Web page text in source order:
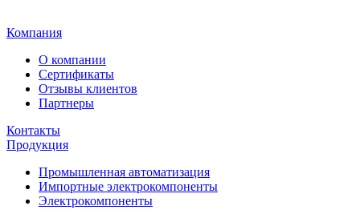
Компания
О компании
Сертификаты
Отзывы клиентов
Партнеры
Контакты
Продукция
Промышленная автоматизация
Импортные электрокомпоненты
Электрокомпоненты